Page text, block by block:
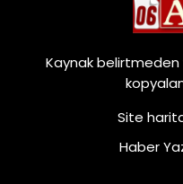
Kaynak
Site
Haber